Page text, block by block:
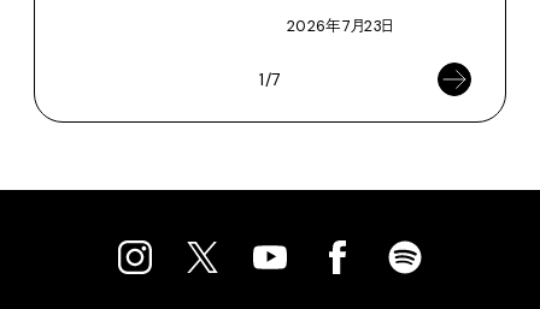
2026年7月23日
1/7